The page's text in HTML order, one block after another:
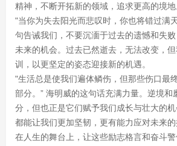
精神，不断开拓新的领域，追求更高的境地
"当你为失去阳光而悲叹时，你也将错过满
句告诫我们，不要沉湎于过去的遗憾和失
未来的机会。过去已然逝去，无法改变，
训，以更坚定的姿态迎接新的机遇。
"生活总是使我们遍体鳞伤，但那些伤口最
部分。” 海明威的这句话充满力量。逆境和
分，但也正是它们赋予我们成长与壮大的机
都能让我们更加坚韧，更有能力应对未来的
在人生的舞台上，让这些励志格言和奋斗